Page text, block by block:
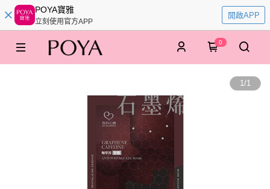
POYA寶雅
立刻使用官方APP
開啟APP
0
1/1